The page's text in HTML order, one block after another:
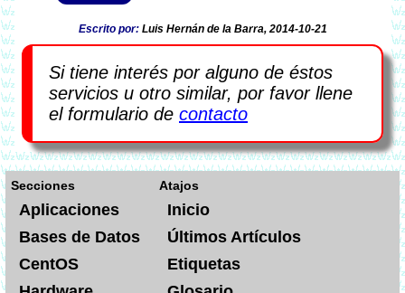
Escrito por: Luis Hernán de la Barra, 2014-10-21
Si tiene interés por alguno de éstos
servicios u otro similar, por favor llene
el formulario de contacto
Secciones
Aplicaciones
Bases de Datos
CentOS
Atajos
Inicio
Últimos Artículos
Etiquetas